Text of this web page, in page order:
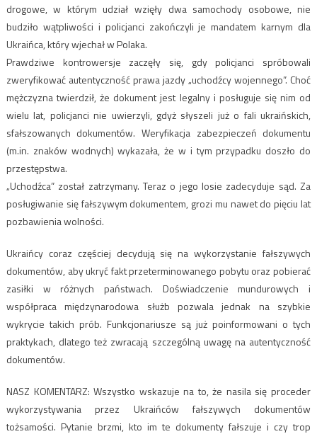
drogowe, w którym udział wzięły dwa samochody osobowe, nie
budziło wątpliwości i policjanci zakończyli je mandatem karnym dla
Ukraińca, który wjechał w Polaka.
Prawdziwe kontrowersje zaczęły się, gdy policjanci spróbowali
zweryfikować autentyczność prawa jazdy „uchodźcy wojennego”. Choć
mężczyzna twierdził, że dokument jest legalny i posługuje się nim od
wielu lat, policjanci nie uwierzyli, gdyż słyszeli już o fali ukraińskich,
sfałszowanych dokumentów. Weryfikacja zabezpieczeń dokumentu
(m.in. znaków wodnych) wykazała, że w i tym przypadku doszło do
przestępstwa.
„Uchodźca” został zatrzymany. Teraz o jego losie zadecyduje sąd. Za
posługiwanie się fałszywym dokumentem, grozi mu nawet do pięciu lat
pozbawienia wolności.
Ukraińcy coraz częściej decydują się na wykorzystanie fałszywych
dokumentów, aby ukryć fakt przeterminowanego pobytu oraz pobierać
zasiłki w różnych państwach. Doświadczenie mundurowych i
współpraca międzynarodowa służb pozwala jednak na szybkie
wykrycie takich prób. Funkcjonariusze są już poinformowani o tych
praktykach, dlatego też zwracają szczególną uwagę na autentyczność
dokumentów.
NASZ KOMENTARZ: Wszystko wskazuje na to, że nasila się proceder
wykorzystywania przez Ukraińców fałszywych dokumentów
tożsamości. Pytanie brzmi, kto im te dokumenty fałszuje i czy trop